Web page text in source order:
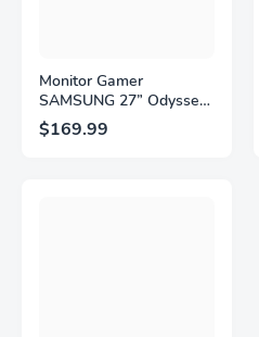
Monitor Gamer
SAMSUNG 27” Odyssey
G5 G53F con Resolución
QHD, HDR10,
$169.99